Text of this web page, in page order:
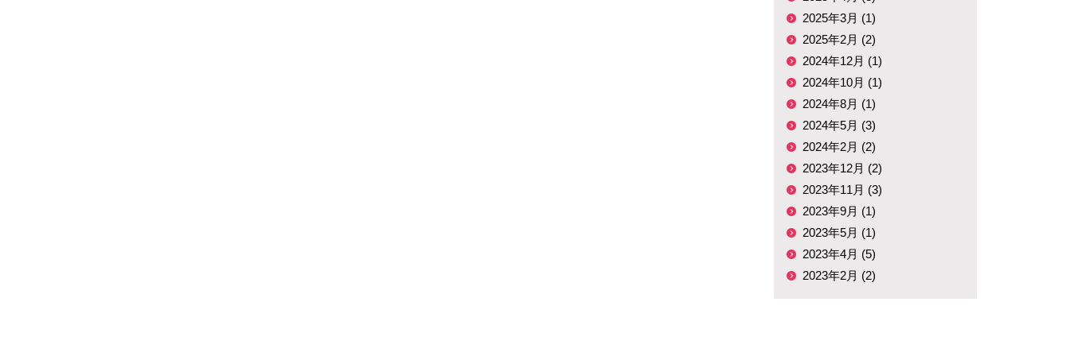
2025年3月 (1)
2025年2月 (2)
2024年12月 (1)
2024年10月 (1)
2024年8月 (1)
2024年5月 (3)
2024年2月 (2)
2023年12月 (2)
2023年11月 (3)
2023年9月 (1)
2023年5月 (1)
2023年4月 (5)
2023年2月 (2)